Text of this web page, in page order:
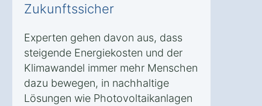
Zukunftssicher
Experten gehen davon aus, dass
steigende Energiekosten und der
Klimawandel immer mehr Menschen
dazu bewegen, in nachhaltige
Lösungen wie Photovoltaikanlagen